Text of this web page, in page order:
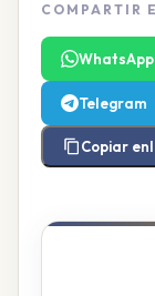
COMPARTIR
WhatsApp
Telegram
Copiar